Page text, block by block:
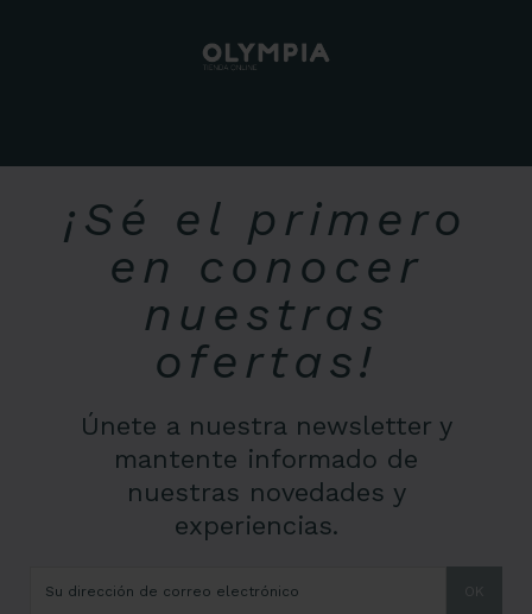
¡Sé el primero
en conocer
nuestras
ofertas!
Únete a nuestra newsletter y
mantente informado de
nuestras novedades y
experiencias.